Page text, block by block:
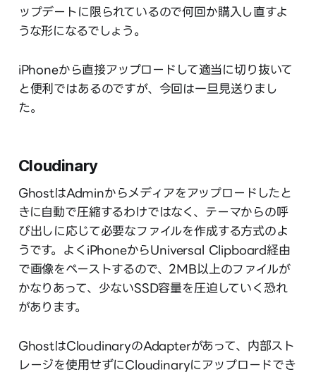
ップデートに限られているので何回か購入し直すよ
うな形になるでしょう。
iPhoneから直接アップロードして適当に切り抜いて
と便利ではあるのですが、今回は一旦見送りまし
た。
Cloudinary
GhostはAdminからメディアをアップロードしたと
きに自動で圧縮するわけではなく、テーマからの呼
び出しに応じて必要なファイルを作成する方式のよ
うです。よくiPhoneからUniversal Clipboard経由
で画像をペーストするので、2MB以上のファイルが
かなりあって、少ないSSD容量を圧迫していく恐れ
があります。
GhostはCloudinaryのAdapterがあって、内部スト
レージを使用せずにCloudinaryにアップロードでき